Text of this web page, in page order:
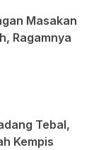
Masakan
Ragamnya
Tebal,
Kempis